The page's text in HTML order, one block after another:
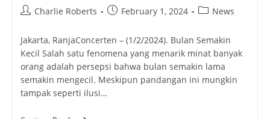
PostCharlie Roberts
PostFebruary 1, 2024
PostNews
Jakarta, RanjaConcerten – (1/2/2024). Bulan Semakin
Kecil Salah satu fenomena yang menarik minat banyak
orang adalah persepsi bahwa bulan semakin lama
semakin mengecil. Meskipun pandangan ini mungkin
tampak seperti ilusi…